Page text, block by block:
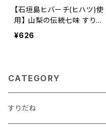
【石垣島ヒバーチ(ヒハツ)使
用】 山梨の伝統七味 すりだ
ね ヒバーチ （小）20g ご飯
どん 辛味 島胡椒
¥626
CATEGORY
すりだね